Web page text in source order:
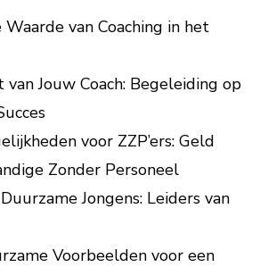
van Coaching in het
Jouw Coach: Begeleiding op
voor ZZP’ers: Geld
Zonder Personeel
Jongens: Leiders van
Voorbeelden voor een